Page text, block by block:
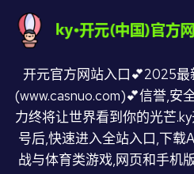
开元官方网站入口💕2025最
(www.casnuo.com)💕信誉,安
力终将让世界看到你的光芒
号后,快速进入全站入口,下载
战与体育类游戏,网页和手机